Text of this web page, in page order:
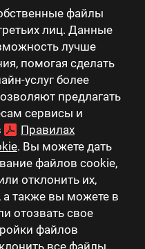
файлы
лиц. Данные
лучше
помогая сделать
услуг более
предлагать
сервисы и
Правилах
. Вы можете дать
файлов cookie,
отклонить их,
а также вы можете в
отозвать свое
файлов
все файлы